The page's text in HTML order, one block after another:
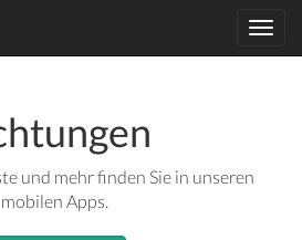
und mehr finden Sie in unseren
mobilen Apps.